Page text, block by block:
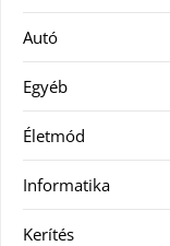
Autó
Egyéb
Életmód
Informatika
Kerítés